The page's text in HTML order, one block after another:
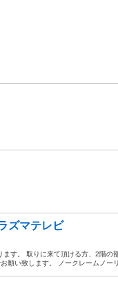
ズマテレビ
す。 取りに来て頂ける方、2階の
願い致します。 ノークレームノー